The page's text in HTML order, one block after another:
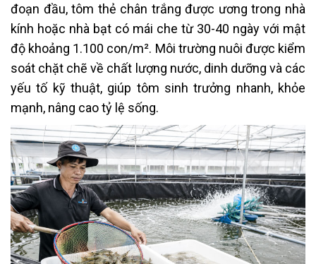
đoạn đầu, tôm thẻ chân trắng được ương trong nhà
kính hoặc nhà bạt có mái che từ 30-40 ngày với mật
độ khoảng 1.100 con/m². Môi trường nuôi được kiểm
soát chặt chẽ về chất lượng nước, dinh dưỡng và các
yếu tố kỹ thuật, giúp tôm sinh trưởng nhanh, khỏe
mạnh, nâng cao tỷ lệ sống.